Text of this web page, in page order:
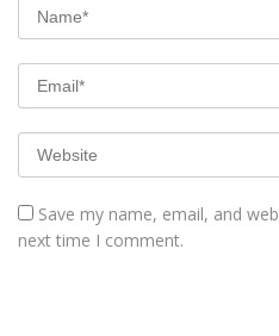
Save my name, email, and
next time I comment.